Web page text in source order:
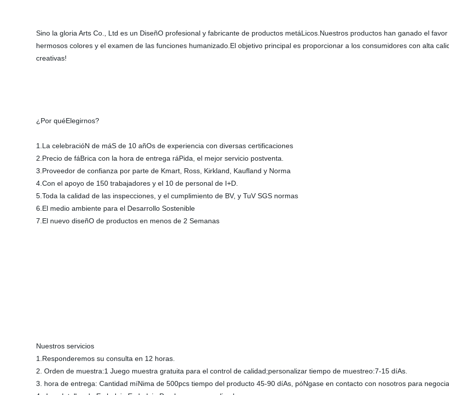
Sino la gloria Arts Co., Ltd es un DiseñO profesional y fabricante de productos metáLicos.Nuestros productos han ganado el
hermosos colores y el examen de las funciones humanizado.El objetivo principal es proporcionar a los consumidores con alta
creativas!
¿Por quéElegirnos?
1.La celebracióN de máS de 10 añOs de experiencia con diversas certificaciones
2.Precio de fáBrica con la hora de entrega ráPida, el mejor servicio postventa.
3.Proveedor de confianza por parte de Kmart, Ross, Kirkland, Kaufland y Norma
4.Con el apoyo de 150 trabajadores y el 10 de personal de I+D.
5.Toda la calidad de las inspecciones, y el cumplimiento de BV, y TuV SGS normas
6.El medio ambiente para el Desarrollo Sostenible
7.El nuevo diseñO de productos en menos de 2 Semanas
Nuestros servicios
1.Responderemos su consulta en 12 horas.
2. Orden de muestra:1 Juego muestra gratuita para el control de calidad;personalizar tiempo de muestreo:7-15 díAs.
3. hora de entrega: Cantidad míNima de 500pcs tiempo del producto 45-90 díAs, póNgase en contacto con nosotros para